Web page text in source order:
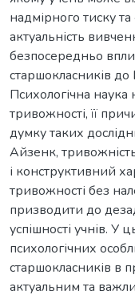
надмірного тиску
актуальність
безпосередньо
старшокласників
Психологічна
тривожності, її
думку таких
Айзенк,
і конструктивний
тривожності без
призводити до
успішності учнів. У
психологічних
старшокласників в
актуальним та